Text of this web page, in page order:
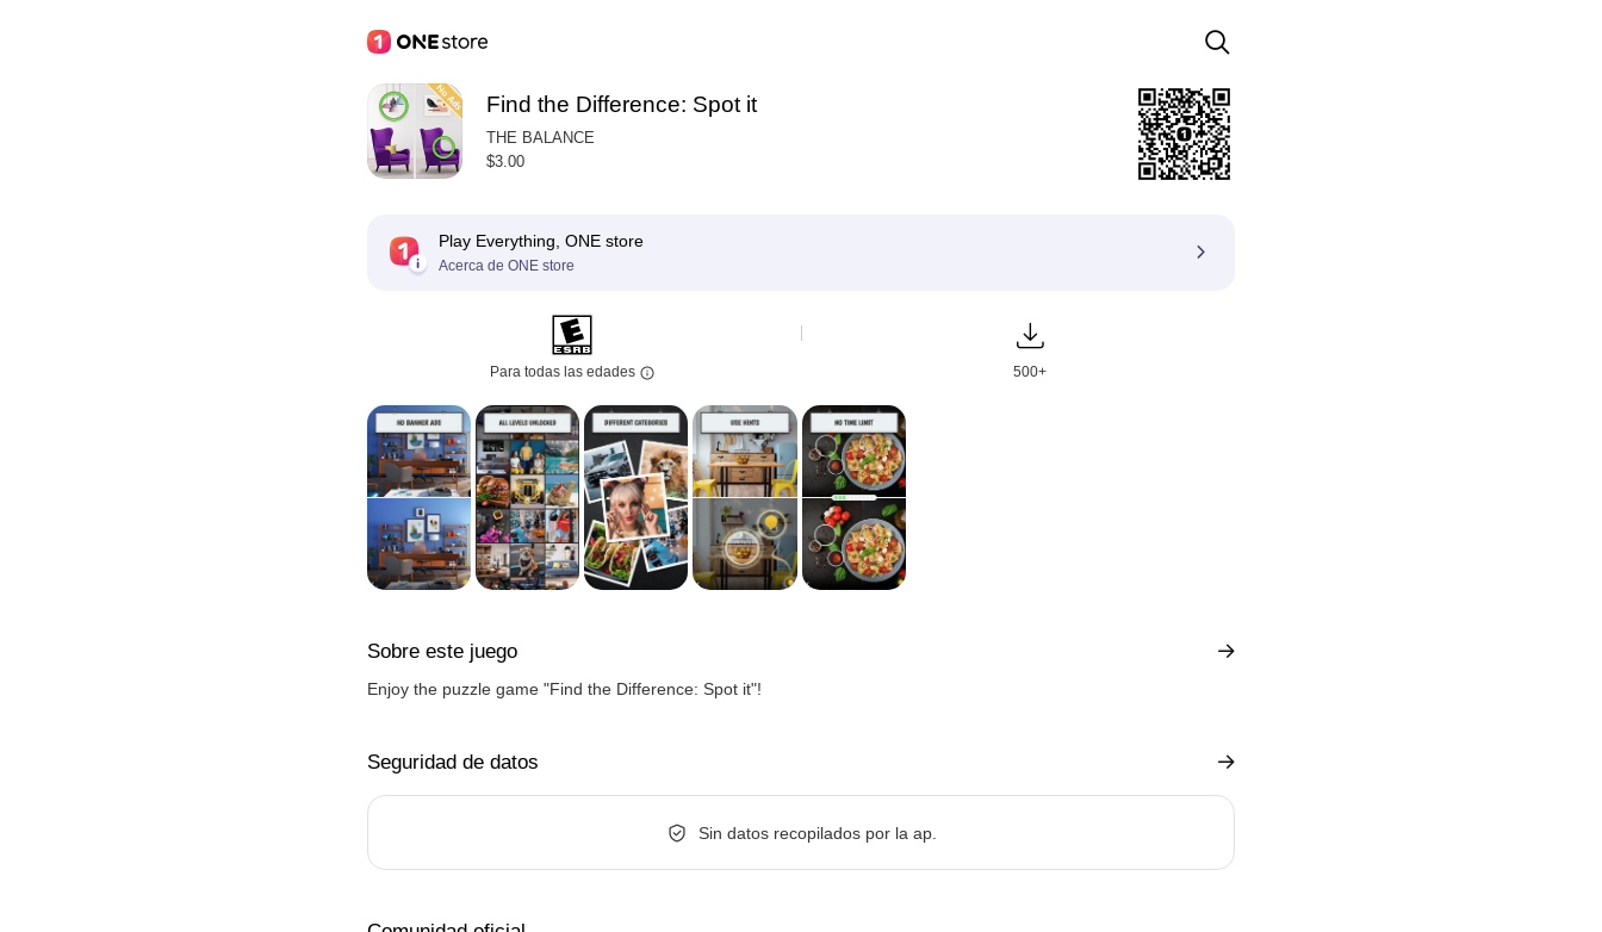
Find the Difference: Spot it
THE BALANCE
$3.00
Play Everything, ONE store
Acerca de ONE store
Para todas las edades 500+
Sobre este juego
Enjoy the puzzle game "Find the Difference: Spot it"!
Seguridad de datos
Sin datos recopilados por la ap.